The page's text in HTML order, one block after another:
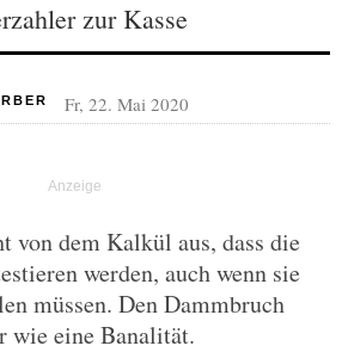
zur Kasse
Fr, 22. Mai 2020
von dem Kalkül aus, dass die
werden, auch wenn sie
müssen. Den Dammbruch
wie eine Banalität.